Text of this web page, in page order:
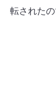
転されたの